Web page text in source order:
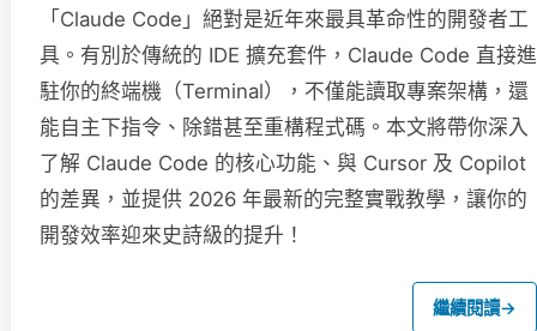
「Claude Code」絕對是近年來最具革命性的開發者工
具。有別於傳統的 IDE 擴充套件，Claude Code 直接進
駐你的終端機（Terminal），不僅能讀取專案架構，還
能自主下指令、除錯甚至重構程式碼。本文將帶你深入
了解 Claude Code 的核心功能、與 Cursor 及 Copilot
的差異，並提供 2026 年最新的完整實戰教學，讓你的
開發效率迎來史詩級的提升！
繼續閱讀→